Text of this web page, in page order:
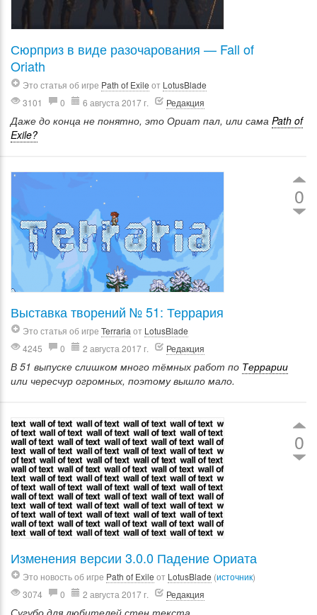
Сюрприз в виде разочарования — Fall of
Oriath
Это статья об игре Path of Exile от LotusBlade
3101
0 6 августа 2017 г. Редакция
Даже до конца не понятно, это Ориат пал, или сама Path of
Exile?
0
Выставка творений № 51: Террария
Это статья об игре Terraria от LotusBlade
4245
0 2 августа 2017 г. Редакция
В 51 выпуске слишком много тёмных работ по Террарии
или чересчур огромных, поэтому вышло мало.
0
Изменения версии 3.0.0 Падение Ориата
Это новость об игре Path of Exile от LotusBlade (источник)
3074
0 2 августа 2017 г. Редакция
Сугубо для любителей стен текста...